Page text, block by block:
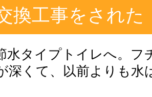
換工事をされ
タイプトイレへ。フ
深くて、以前よりも